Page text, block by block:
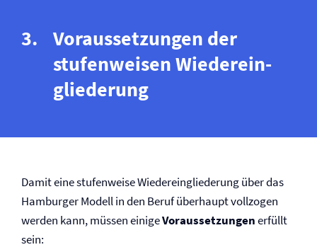
Voraussetzungen der
stufenweisen Wieder­ein­
glie­derung
Damit eine stufenweise Wieder­ein­glie­derung über das
Hamburger Modell in den Beruf überhaupt vollzogen
werden kann, müssen einigeVoraussetzungenerfüllt
sein: